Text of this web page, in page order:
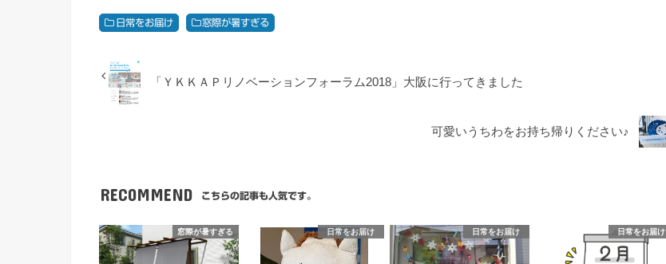
日常をお届け 窓際が暑すぎる
「ＹＫＫＡＰリノベーションフォーラム2018」大阪に行ってきました
可愛いうちわをお持ち帰りください♪
RECOMMEND こちらの記事も人気です。
窓際が暑すぎる 日常をお届け 日常をお届け 日常をお届け